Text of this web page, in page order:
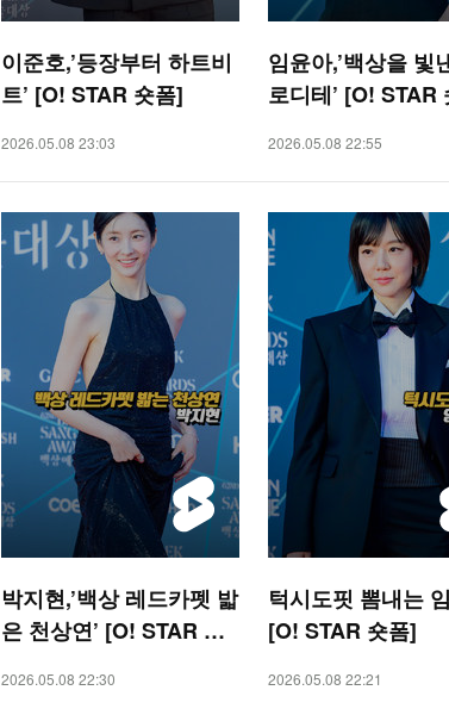
이준호,’등장부터 하트비
트’ [O! STAR 숏폼]
2026.05.08 23:03
임윤아,’백상을 빛
로디테’ [O! STAR
2026.05.08 22:55
박지현,’백상 레드카펫 밟
은 천상연’ [O! STAR 숏
2026.05.08 22:30
턱시도핏 뽐내는
[O! STAR 숏폼]
2026.05.08 22:21